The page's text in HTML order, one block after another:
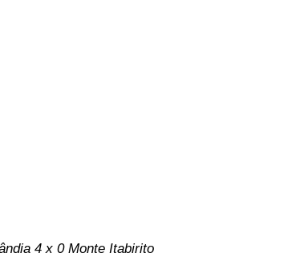
4 x 0 Monte Itabirito